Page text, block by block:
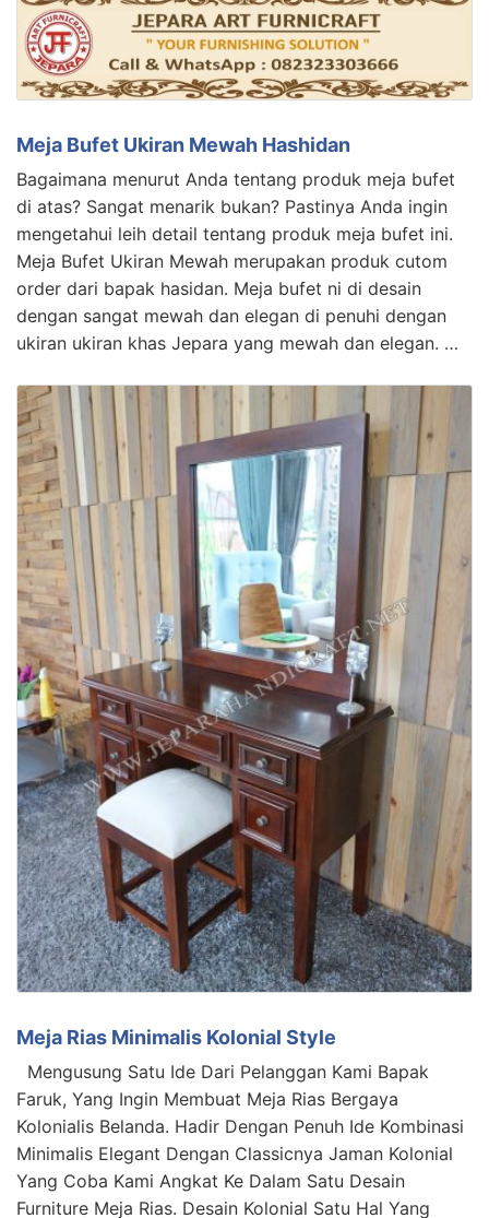
Meja Bufet Ukiran Mewah Hashidan
Bagaimana menurut Anda tentang produk meja bufet
di atas? Sangat menarik bukan? Pastinya Anda ingin
mengetahui leih detail tentang produk meja bufet ini.
Meja Bufet Ukiran Mewah merupakan produk cutom
order dari bapak hasidan. Meja bufet ni di desain
dengan sangat mewah dan elegan di penuhi dengan
ukiran ukiran khas Jepara yang mewah dan elegan. …
Meja Rias Minimalis Kolonial Style
Mengusung Satu Ide Dari Pelanggan Kami Bapak
Faruk, Yang Ingin Membuat Meja Rias Bergaya
Kolonialis Belanda. Hadir Dengan Penuh Ide Kombinasi
Minimalis Elegant Dengan Classicnya Jaman Kolonial
Yang Coba Kami Angkat Ke Dalam Satu Desain
Furniture Meja Rias. Desain Kolonial Satu Hal Yang